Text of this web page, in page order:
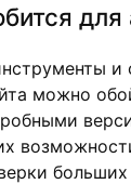
для
и
можно